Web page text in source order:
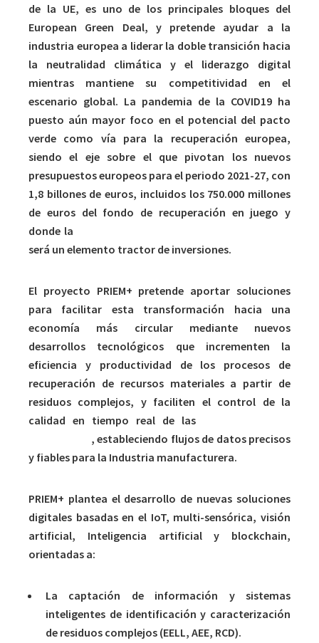
de la UE, es uno de los principales bloques del
European Green Deal, y pretende ayudar a la
industria europea a liderar la doble transición hacia
la neutralidad climática y el liderazgo digital
mientras mantiene su competitividad en el
escenario global. La pandemia de la COVID19 ha
puesto aún mayor foco en el potencial del pacto
verde como vía para la recuperación europea,
siendo el eje sobre el que pivotan los nuevos
presupuestos europeos para el periodo 2021-27, con
1,8 billones de euros, incluidos los 750.000 millones
de euros del fondo de recuperación en juego y
donde la
será un elemento tractor de inversiones.
El proyecto PRIEM+ pretende aportar soluciones
para facilitar esta transformación hacia una
economía más circular mediante nuevos
desarrollos tecnológicos que incrementen la
eficiencia y productividad de los procesos de
recuperación de recursos materiales a partir de
residuos complejos, y faciliten el control de la
calidad en tiempo real de las
, estableciendo flujos de datos precisos
y fiables para la Industria manufacturera.
PRIEM+ plantea el desarrollo de nuevas soluciones
digitales basadas en el IoT, multi-sensórica, visión
artificial, Inteligencia artificial y blockchain,
orientadas a:
La captación de información y sistemas
inteligentes de identificación y caracterización
de residuos complejos (EELL, AEE, RCD).